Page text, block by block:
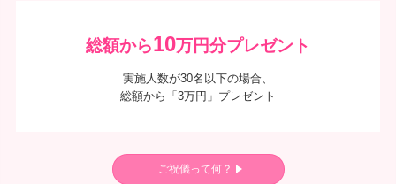
総額から10万円分プレゼント
実施人数が30名以下の場合、
総額から「3万円」プレゼント
ご祝儀って何？